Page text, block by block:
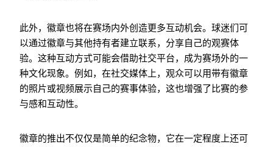
此外，徽章也将在赛场内外创造更多互动机会。球迷们可
以通过徽章与其他持有者建立联系，分享自己的观赛体
验。这种互动方式可能会借助社交平台，成为赛场外的一
种文化现象。例如，在社交媒体上，观众可以用带有徽章
的照片或视频展示自己的赛事体验，这也增强了比赛的参
与感和互动性。
徽章的推出不仅仅是简单的纪念物，它在一定程度上还可